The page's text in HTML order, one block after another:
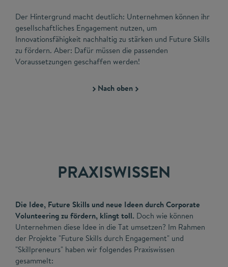
Der Hintergrund macht deutlich: Unternehmen können ihr
gesellschaftliches Engagement nutzen, um
Innovationsfähigkeit nachhaltig zu stärken und Future Skills
zu fördern. Aber: Dafür müssen die passenden
Voraussetzungen geschaffen werden!
Nach oben
PRAXISWISSEN
Die Idee, Future Skills und neue Ideen durch Corporate
Volunteering zu fördern, klingt toll. Doch wie können
Unternehmen diese Idee in die Tat umsetzen? Im Rahmen
der Projekte "Future Skills durch Engagement" und
"Skillpreneurs" haben wir folgendes Praxiswissen
gesammelt: